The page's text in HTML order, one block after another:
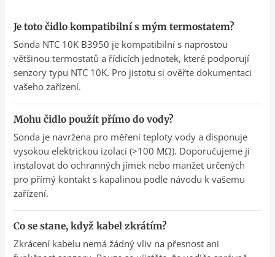
Je toto čidlo kompatibilní s mým termostatem?
Sonda NTC 10K B3950 je kompatibilní s naprostou
většinou termostatů a řídicích jednotek, které podporují
senzory typu NTC 10K. Pro jistotu si ověřte dokumentaci
vašeho zařízení.
Mohu čidlo použít přímo do vody?
Sonda je navržena pro měření teploty vody a disponuje
vysokou elektrickou izolací (>100 MΩ). Doporučujeme ji
instalovat do ochranných jímek nebo manžet určených
pro přímý kontakt s kapalinou podle návodu k vašemu
zařízení.
Co se stane, když kabel zkrátím?
Zkrácení kabelu nemá žádný vliv na přesnost ani